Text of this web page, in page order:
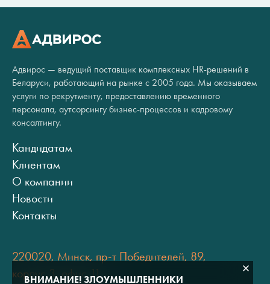
Адвирос — ведущий поставщик комплексных HR-решений в
Беларуси, работающий на рынке с 2005 года. Мы оказываем
услуги по рекрутменту, предоставлению временного
персонала, аутсорсингу бизнес-процессов и кадровому
консалтингу.
Кандидатам
Клиентам
О компании
Новости
Контакты
220020, Минск, пр-т Победителей, 89,
корпус 3, офис 11
ВНИМАНИЕ! ЗЛОУМЫШЛЕННИКИ